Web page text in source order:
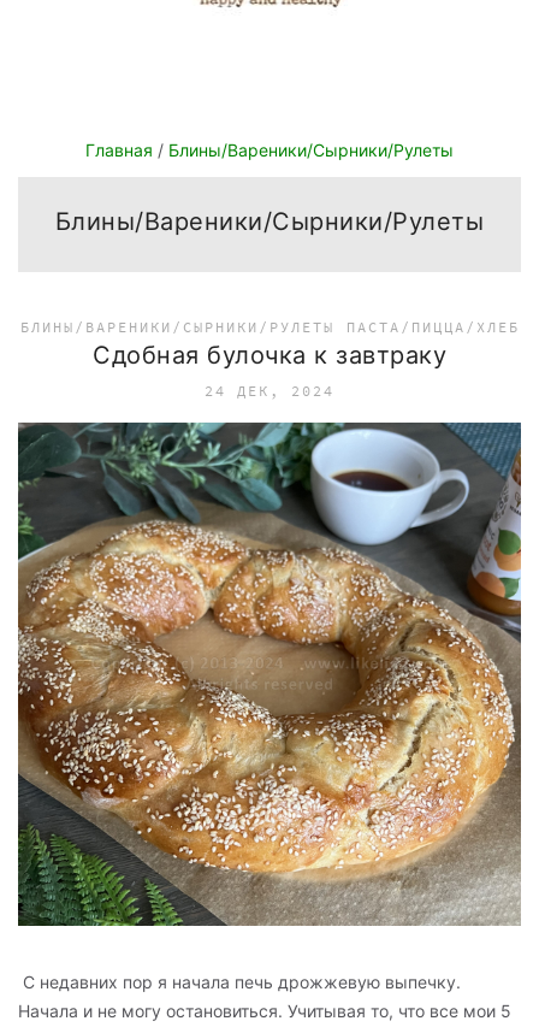
Главная / Блины/Вареники/Сырники/Рулеты
Блины/Вареники/Сырники/Рулеты
БЛИНЫ/ВАРЕНИКИ/СЫРНИКИ/РУЛЕТЫ ПАСТА/ПИЦЦА/ХЛЕБ
Сдобная булочка к завтраку
24 ДЕК, 2024
С недавних пор я начала печь дрожжевую выпечку.
Начала и не могу остановиться. Учитывая то, что все мои 5